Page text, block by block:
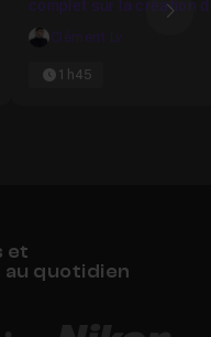
complet sur la création
visuelsClément Lv
1h45
et
quotidien